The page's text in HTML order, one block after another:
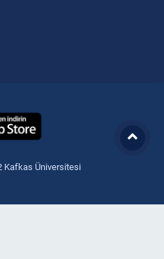
Kafkas Üniversitesi